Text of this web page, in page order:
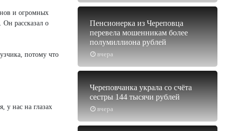
и огромных
Он рассказал о
потому что
у нас на глазах
вчера
Пенсионерка из Череповца
перевела мошенникам более
полумиллиона рублей
вчера
Череповчанка украла со счёта
сестры 144 тысячи рублей